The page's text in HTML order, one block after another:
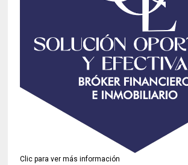
Clic para ver más información